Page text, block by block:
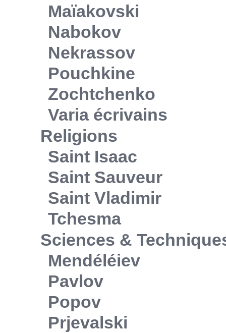
Maïakovski
Nabokov
Nekrassov
Pouchkine
Zochtchenko
Varia écrivains
Religions
Saint Isaac
Saint Sauveur
Saint Vladimir
Tchesma
Sciences &
Mendéléiev
Pavlov
Popov
Prjevalski